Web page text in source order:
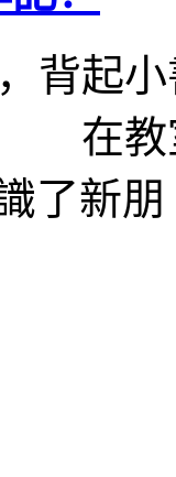
起小
在教
了新朋